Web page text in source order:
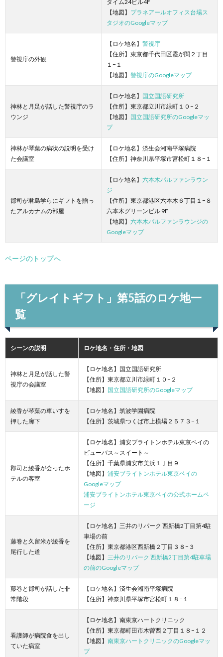
タイム24ビル4F
【地図】 プラネアールオフィス台場ス
タジオのGoogleマップ
警視庁の外観
【ロケ地名】 警視庁
【住所】東京都千代田区霞が関２丁目
１−１
【地図】 警視庁のGoogleマップ
神林と月足が話した警視庁のラ
ウンジ
【ロケ地名】 国立国語研究所
【住所】東京都立川市緑町１０−２
【地図】 国立国語研究所のGoogleマッ
プ
神林が琴葉の病状の説明を受け
た会議室
【ロケ地名】済生会湘南平塚病院
【住所】神奈川県平塚市宮松町１８−１
郡司が君島学らにギフトを贈っ
たアルカナムの部屋
【ロケ地名】 六本木パルファンラウン
ジ
【住所】東京都港区六本木６丁目１−８
六本木グリーンビル 9F
【地図】 六本木パルファンラウンジの
Googleマップ
ページのトップへ
「グレイトギフト」第5話のロケ地一
覧
シーンの説明 ロケ地名・住所・地図
神林と月足が話した警
視庁の会議室
【ロケ地名】国立国語研究所
【住所】東京都立川市緑町１０−２
【地図】 国立国語研究所のGoogleマップ
綾香が琴葉の車いすを
押した廊下
【ロケ地名】筑波学園病院
【住所】茨城県つくば市上横場２５７３−１
郡司と綾香が会ったホ
テルの客室
【ロケ地名】浦安ブライトンホテル東京ベイの
ビューバス～スイート～
【住所】千葉県浦安市美浜１丁目９
【地図】 浦安ブライトンホテル東京ベイの
Googleマップ
浦安ブライトンホテル東京ベイの公式ホームペ
ージ
藤巻と久留米が綾香を
尾行した道
【ロケ地名】三井のリパーク 西新橋2丁目第4駐
車場の前
【住所】東京都港区西新橋２丁目３８−３
【地図】 三井のリパーク 西新橋2丁目第4駐車場
の前のGoogleマップ
藤巻と郡司が話した非
常階段
【ロケ地名】済生会湘南平塚病院
【住所】神奈川県平塚市宮松町１８−１
看護師が病院食を出し
ていた病室
【ロケ地名】南東京ハートクリニック
【住所】東京都町田市木曽西２丁目１８−１２
【地図】 南東京ハートクリニックのGoogleマッ
プ